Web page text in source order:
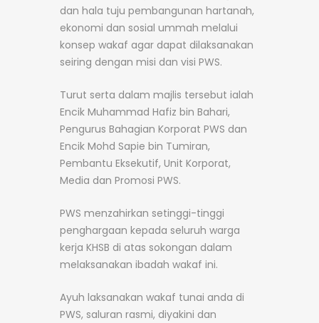
dan hala tuju pembangunan hartanah,
ekonomi dan sosial ummah melalui
konsep wakaf agar dapat dilaksanakan
seiring dengan misi dan visi PWS.
Turut serta dalam majlis tersebut ialah
Encik Muhammad Hafiz bin Bahari,
Pengurus Bahagian Korporat PWS dan
Encik Mohd Sapie bin Tumiran,
Pembantu Eksekutif, Unit Korporat,
Media dan Promosi PWS.
PWS menzahirkan setinggi-tinggi
penghargaan kepada seluruh warga
kerja KHSB di atas sokongan dalam
melaksanakan ibadah wakaf ini.
Ayuh laksanakan wakaf tunai anda di
PWS, saluran rasmi, diyakini dan